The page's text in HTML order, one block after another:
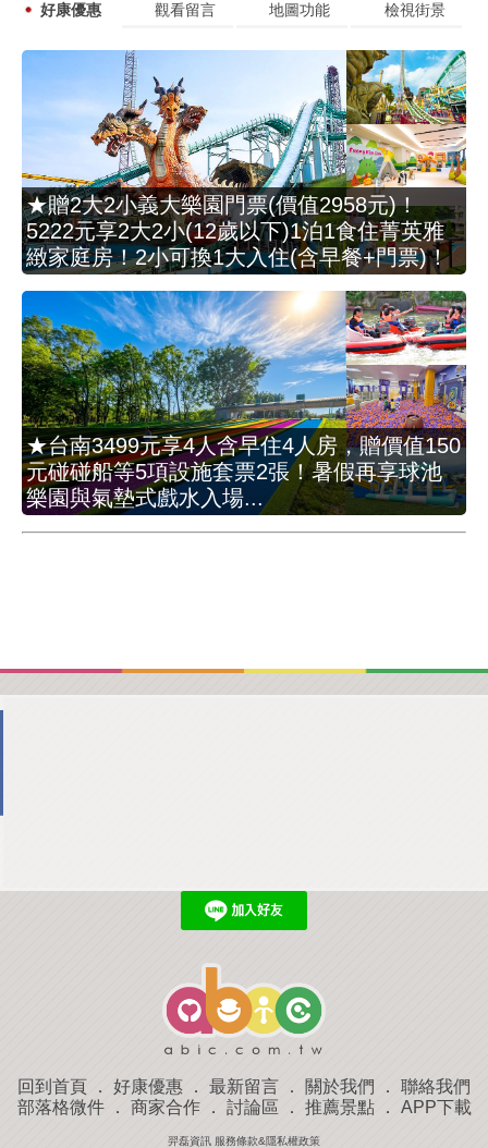
好康優惠 觀看留言 地圖功能 檢視街景
★贈2大2小義大樂園門票(價值2958元)！
5222元享2大2小(12歲以下)1泊1食住菁英雅
緻家庭房！2小可換1大入住(含早餐+門票)！
★台南3499元享4人含早住4人房，贈價值150
元碰碰船等5項設施套票2張！暑假再享球池
樂園與氣墊式戲水入場...
回到首頁 ． 好康優惠 ． 最新留言 ． 關於我們 ． 聯絡我們
部落格微件． 商家合作． 討論區 ． 推薦景點． APP下載
羿磊資訊 服務條款&隱私權政策